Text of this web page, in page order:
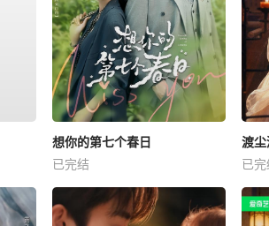
想你的第七个春日
已完结
渡尘
已完